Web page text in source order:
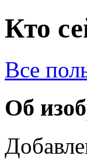
Кто
Все
Об